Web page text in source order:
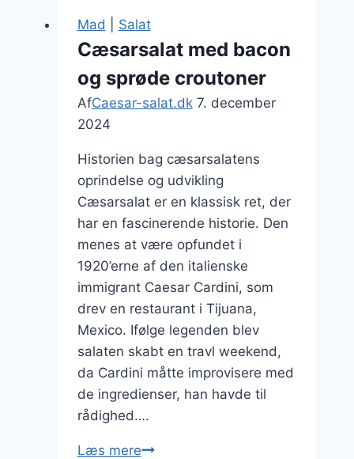
Mad Salat
Cæsarsalat med bacon
og sprøde croutoner
AfCaesar-salat.dk 7. december
2024
Historien bag cæsarsalatens
oprindelse og udvikling
Cæsarsalat er en klassisk ret, der
har en fascinerende historie. Den
menes at være opfundet i
1920’erne af den italienske
immigrant Caesar Cardini, som
drev en restaurant i Tijuana,
Mexico. Ifølge legenden blev
salaten skabt en travl weekend,
da Cardini måtte improvisere med
de ingredienser, han havde til
rådighed….
Læs mereCæsarsalat